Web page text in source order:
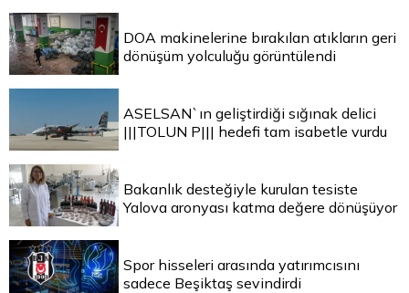
DOA makinelerine bırakılan atıkların geri
dönüşüm yolculuğu görüntülendi
ASELSAN`ın geliştirdiği sığınak delici
|||TOLUN P||| hedefi tam isabetle vurdu
Bakanlık desteğiyle kurulan tesiste
Yalova aronyası katma değere dönüşüyor
Spor hisseleri arasında yatırımcısını
sadece Beşiktaş sevindirdi